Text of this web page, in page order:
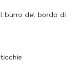
burro del bordo di